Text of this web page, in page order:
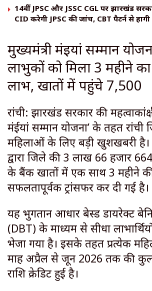
14वीं JPSC और JSSC CGL पर झारखंड
CID करेगी JPSC की जांच, CBT पैटर्न से
मुख्यमंत्री मंईयां सम्मान
लाभुकों को मिला 3 महीने
लाभ, खातों में पहुंचे ₹7,500
रांची: झारखंड सरकार की
मंईयां सम्मान योजना’ के तहत रांची
महिलाओं के लिए बड़ी खुशखबरी है।
द्वारा जिले की 3 लाख 66 हजार
के बैंक खातों में एक साथ 3 महीने की
सफलतापूर्वक ट्रांसफर कर दी गई है।
यह भुगतान आधार बेस्ड डायरेक्ट
(DBT) के माध्यम से सीधा
भेजा गया है। इसके तहत प्रत्येक
माह अप्रैल से जून 2026 तक की कुल
राशि क्रेडिट हुई है।